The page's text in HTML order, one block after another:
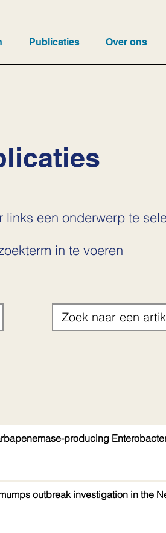
Publicaties Over ons
een onderwerp te
in te voeren
producing
outbreak investigation in the